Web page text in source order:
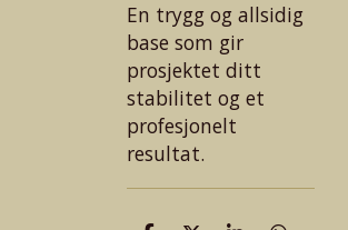
En trygg og allsidig
base som gir
prosjektet ditt
stabilitet og et
profesjonelt
resultat.